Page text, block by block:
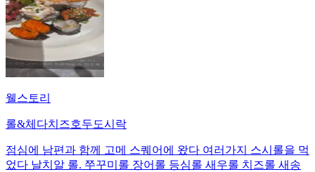
웰스토리
롤&체다치즈호두도시락
점심에 남편과 함께 고메 스퀘어에 왔다 여러가지 스시롤을 먹
었다 날치알 롤. 쭈꾸미롤 장어롤 등심롤 새우롤 치즈롤 새송